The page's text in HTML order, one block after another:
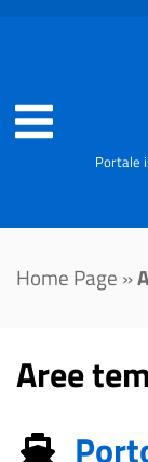
Portale
Home Page »
Aree